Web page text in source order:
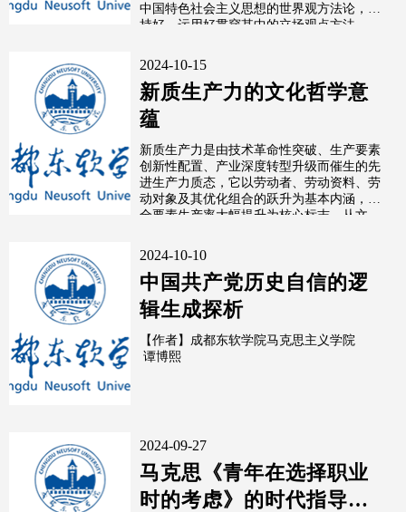
中国特色社会主义思想的世界观方法论，坚
持好、运用好贯穿其中的立场观点方法。
2024-10-15
新质生产力的文化哲学意
蕴
新质生产力是由技术革命性突破、生产要素
创新性配置、产业深度转型升级而催生的先
进生产力质态，它以劳动者、劳动资料、劳
动对象及其优化组合的跃升为基本内涵，以
全要素生产率大幅提升为核心标志。从文
2024-10-10
中国共产党历史自信的逻
辑生成探析
【作者】成都东软学院马克思主义学院
谭博熙
2024-09-27
马克思《青年在选择职业
时的考虑》的时代指导意